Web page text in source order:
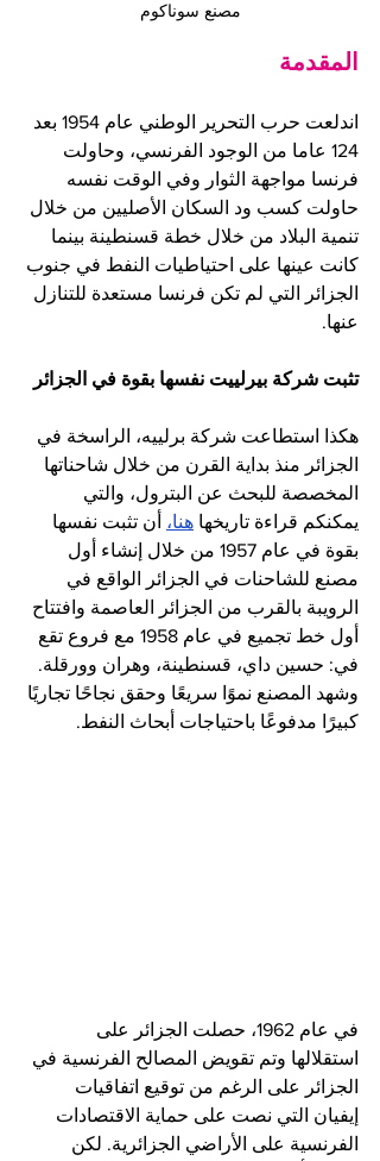
مصنع سوناكوم
المقدمة
اندلعت حرب التحرير الوطني عام 1954 بعد
124 عاما من الوجود الفرنسي، وحاولت
فرنسا مواجهة الثوار وفي الوقت نفسه
حاولت كسب ود السكان الأصليين من خلال
تنمية البلاد من خلال خطة قسنطينة بينما
كانت عينها على احتياطيات النفط في جنوب
الجزائر التي لم تكن فرنسا مستعدة للتنازل
عنها.
تثبت شركة بيرلييت نفسها بقوة في الجزائر
هكذا استطاعت شركة برلييه، الراسخة في
الجزائر منذ بداية القرن من خلال شاحناتها
المخصصة للبحث عن البترول، والتي
يمكنكم قراءة تاريخها هنا، أن تثبت نفسها
بقوة في عام 1957 من خلال إنشاء أول
مصنع للشاحنات في الجزائر الواقع في
الرويبة بالقرب من الجزائر العاصمة وافتتاح
أول خط تجميع في عام 1958 مع فروع تقع
في: حسين داي، قسنطينة، وهران وورقلة.
وشهد المصنع نموًا سريعًا وحقق نجاحًا تجاريًا
كبيرًا مدفوعًا باحتياجات أبحاث النفط.
في عام 1962، حصلت الجزائر على
استقلالها وتم تقويض المصالح الفرنسية في
الجزائر على الرغم من توقيع اتفاقيات
إيفيان التي نصت على حماية الاقتصادات
الفرنسية على الأراضي الجزائرية. لكن